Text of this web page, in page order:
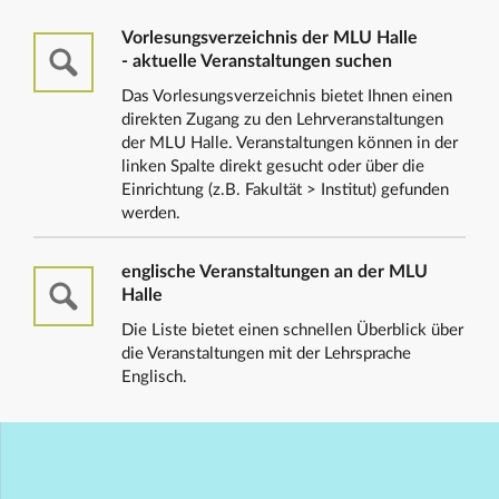
Vorlesungsverzeichnis der MLU Halle
- aktuelle Veranstaltungen suchen
Das Vorlesungsverzeichnis bietet Ihnen einen
direkten Zugang zu den Lehrveranstaltungen
der MLU Halle. Veranstaltungen können in der
linken Spalte direkt gesucht oder über die
Einrichtung (z.B. Fakultät > Institut) gefunden
werden.
englische Veranstaltungen an der MLU
Halle
Die Liste bietet einen schnellen Überblick über
die Veranstaltungen mit der Lehrsprache
Englisch.